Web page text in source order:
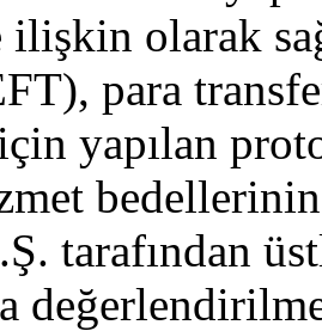
olarak
para
yapılan
tarafından